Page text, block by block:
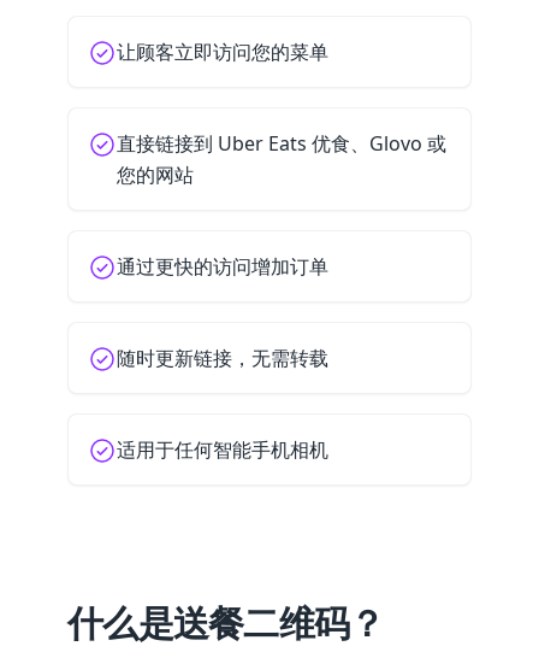
让顾客立即访问您的菜单
直接链接到 Uber Eats 优食、Glovo 或
您的网站
通过更快的访问增加订单
随时更新链接，无需转载
适用于任何智能手机相机
什么是送餐二维码？